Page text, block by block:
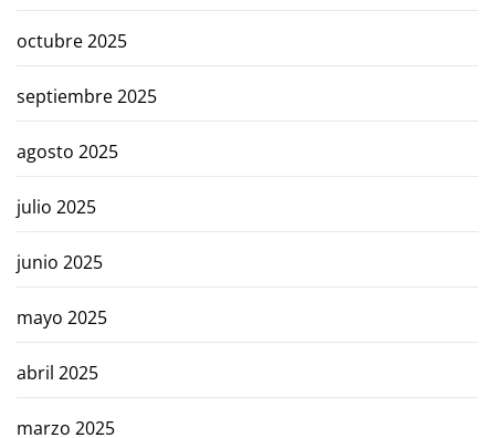
octubre 2025
septiembre 2025
agosto 2025
julio 2025
junio 2025
mayo 2025
abril 2025
marzo 2025